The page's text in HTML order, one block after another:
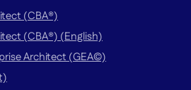
(CBA®)
(CBA®) (English)
Architect (GEA©)